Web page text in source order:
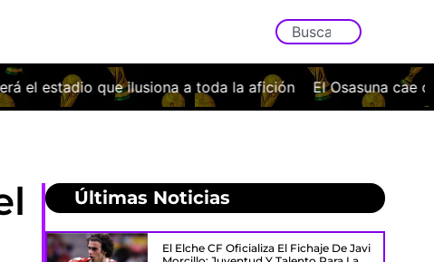
toda la afición El Osasuna cae con la cabeza bien alta ante
Últimas Noticias
El Elche CF Oficializa El Fichaje De Javi